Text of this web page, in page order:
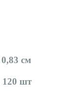
0,83 см
120 шт